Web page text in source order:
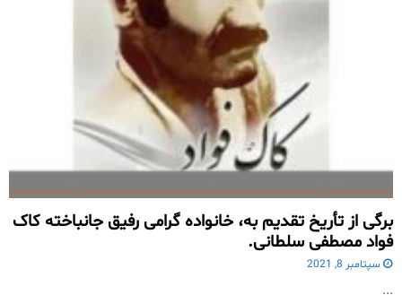
برگی از تأریخ تقدیم به، خانواده گرامی رفیق جانباخته کاک
فواد مصطفی سلطانی.
سپتامبر 8, 2021
...